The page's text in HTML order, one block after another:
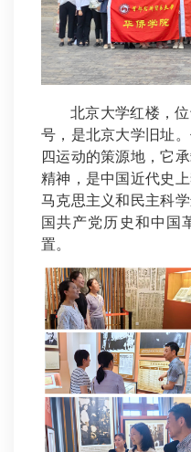
北京大学红楼，
号，是北京大学旧址
四运动的策源地，它
精神，是中国近代史
马克思主义和民主科
国共产党历史和中国
置。